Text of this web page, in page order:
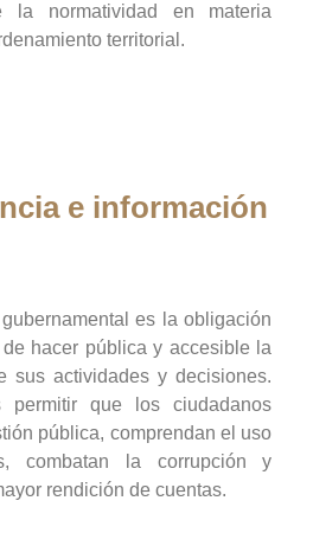
la normatividad en materia
territorial.
e información
es la obligación
hacer pública y accesible la
sus actividades y decisiones.
permitir que los ciudadanos
pública, comprendan el uso
combatan la corrupción y
rendición de cuentas.